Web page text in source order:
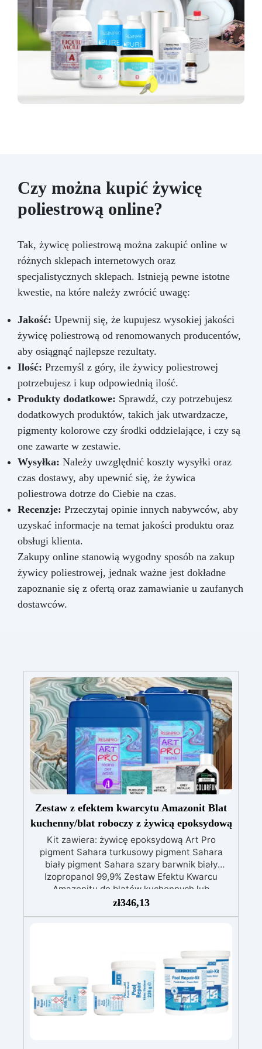
Czy można kupić żywicę
poliestrową online?
Tak, żywicę poliestrową można zakupić online w
różnych sklepach internetowych oraz
specjalistycznych sklepach. Istnieją pewne istotne
kwestie, na które należy zwrócić uwagę:
Jakość: Upewnij się, że kupujesz wysokiej jakości
żywicę poliestrową od renomowanych producentów,
aby osiągnąć najlepsze rezultaty.
Ilość: Przemyśl z góry, ile żywicy poliestrowej
potrzebujesz i kup odpowiednią ilość.
Produkty dodatkowe: Sprawdź, czy potrzebujesz
dodatkowych produktów, takich jak utwardzacze,
pigmenty kolorowe czy środki oddzielające, i czy są
one zawarte w zestawie.
Wysyłka: Należy uwzględnić koszty wysyłki oraz
czas dostawy, aby upewnić się, że żywica
poliestrowa dotrze do Ciebie na czas.
Recenzje: Przeczytaj opinie innych nabywców, aby
uzyskać informacje na temat jakości produktu oraz
obsługi klienta.
Zakupy online stanowią wygodny sposób na zakup
żywicy poliestrowej, jednak ważne jest dokładne
zapoznanie się z ofertą oraz zamawianie u zaufanych
dostawców.
Zestaw z efektem kwarcytu Amazonit Blat
kuchenny/blat roboczy z żywicą epoksydową
Kit zawiera: żywicę epoksydową Art Pro
pigment Sahara turkusowy pigment Sahara
biały pigment Sahara szary barwnik biały
Izopropanol 99,9% Zestaw Efektu Kwarcu
Amazonitu do blatów kuchennych lub
powierzchni roboczych z żywicą epoksydową to
innowacyjne i estetycznie imponujące
jakości wygląd. Stworzony, aby naśladować
naturalne piękno kwarcu Amazonitu, ten
zestaw wyróżnia się żywymi odcieniami zieleni i
unikalnymi żyłami, które odtwarzają luksusowy i
poszukiwany wygląd prawdziwego kamienia w
sposób zadziwiająco realistyczny. Zawierający
zł346,13